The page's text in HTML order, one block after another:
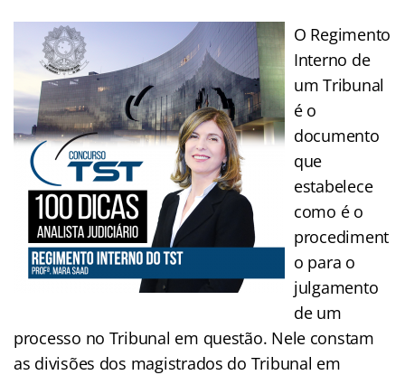
O Regimento
Interno de
um Tribunal
é o
documento
que
estabelece
como é o
procediment
o para o
julgamento
de um
processo no Tribunal em questão. Nele constam
as divisões dos magistrados do Tribunal em